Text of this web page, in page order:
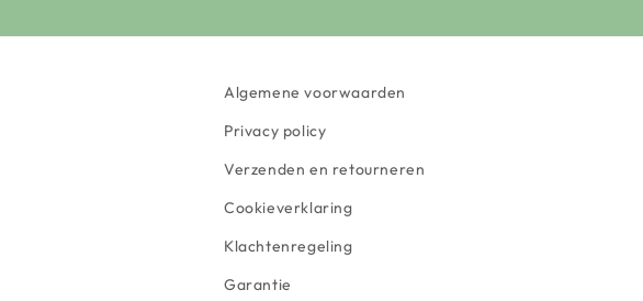
Algemene voorwaarden
Privacy policy
Verzenden en retourneren
Cookieverklaring
Klachtenregeling
Garantie